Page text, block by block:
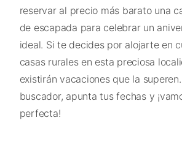
reservar al precio más barato una
de escapada para celebrar un
ideal. Si te decides por alojarte en
casas rurales en esta preciosa
existirán vacaciones que la
buscador, apunta tus fechas y
perfecta!